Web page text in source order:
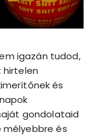
igazán tudod,
hirtelen
és
gondolataid
mélyebbre és